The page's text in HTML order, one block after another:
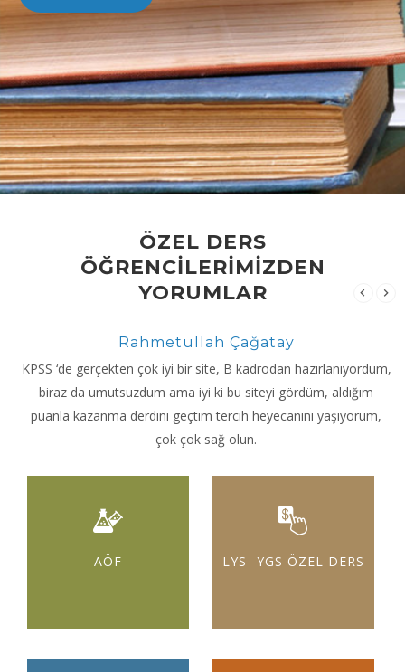
ÖZEL DERS
ÖĞRENCİLERİMİZDEN
YORUMLAR
Rahmetullah Çağatay
KPSS ‘de gerçekten çok iyi bir site, B kadrodan hazırlanıyordum,
biraz da umutsuzdum ama iyi ki bu siteyi gördüm, aldığım
puanla kazanma derdini geçtim tercih heyecanını yaşıyorum,
çok çok sağ olun.
AÖF LYS -YGS ÖZEL DERS